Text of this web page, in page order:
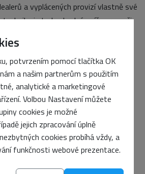
potvrzením pomocí tlačítka OK
a našim partnerům s použitím
analytické a marketingové
Volbou Nastavení můžete
cookies je možné
jejich zpracování úplně
cookies probíhá vždy, a
funkčnosti webové prezentace.
a vyplácených provizí vlastně své
je tedy vhodná spíše pro naši
systémy. Druhá nevýhoda je
záložky, která nikam nevede,
řešení a jako takové se nemusí
ke článku
komentáře k tomuto článku,